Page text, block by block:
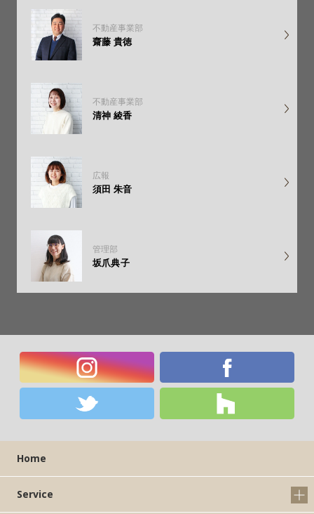
不動産事業部
齋藤 貴徳
不動産事業部
清神 綾香
広報
須田 朱音
管理部
坂爪典子
Home
Service